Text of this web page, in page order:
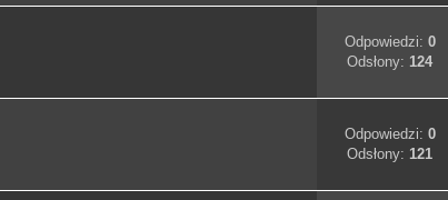
Odpowiedzi: 0
Odsłony:124
Odpowiedzi: 0
Odsłony:121